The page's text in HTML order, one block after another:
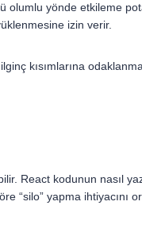
yönde etkileme
izin verir.
kısımlarına
React kodunun nasıl
“silo” yapma ihtiyacını